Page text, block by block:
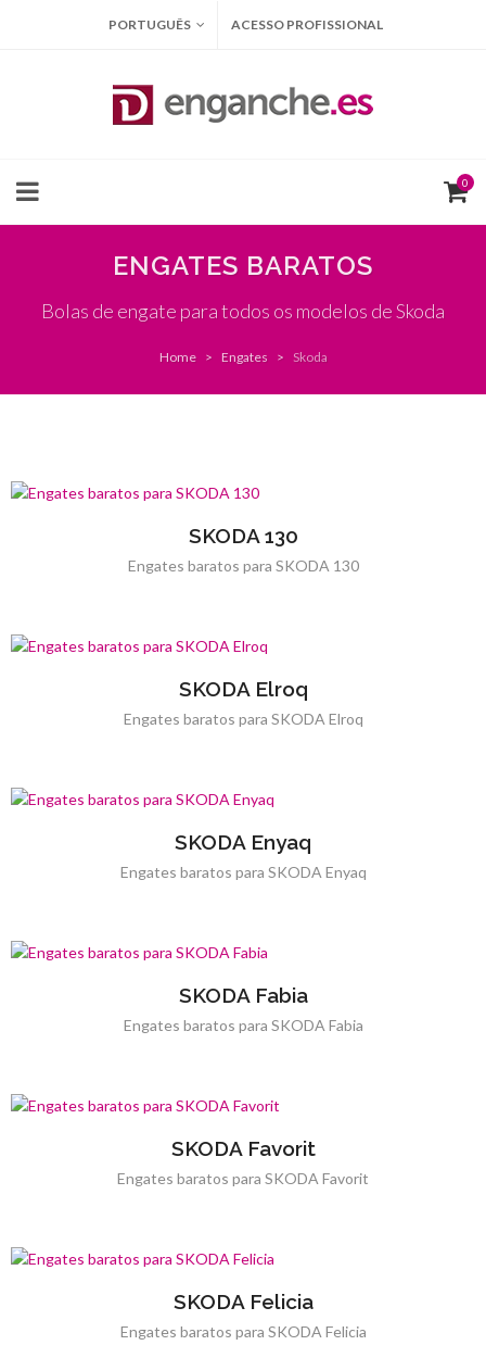
PORTUGUÊS ACESSO PROFISSIONAL
0
ENGATES BARATOS
Bolas de engate para todos os modelos de Skoda
Home Engates Skoda
SKODA 130
Engates baratos para SKODA 130
SKODA Elroq
Engates baratos para SKODA Elroq
SKODA Enyaq
Engates baratos para SKODA Enyaq
SKODA Fabia
Engates baratos para SKODA Fabia
SKODA Favorit
Engates baratos para SKODA Favorit
SKODA Felicia
Engates baratos para SKODA Felicia